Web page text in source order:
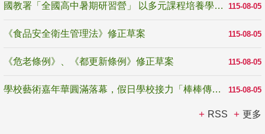
115-08-05
國教署「全國高中暑期研習營」 以多元課程培養學生瞭解誠信專業與倫理價值
115-08-05
《食品安全衛生管理法》修正草案
115-08-05
《危老條例》、《都更新條例》修正草案
115-08-05
學校藝術嘉年華圓滿落幕，假日學校接力「棒棒傳美感」
RSS 更多